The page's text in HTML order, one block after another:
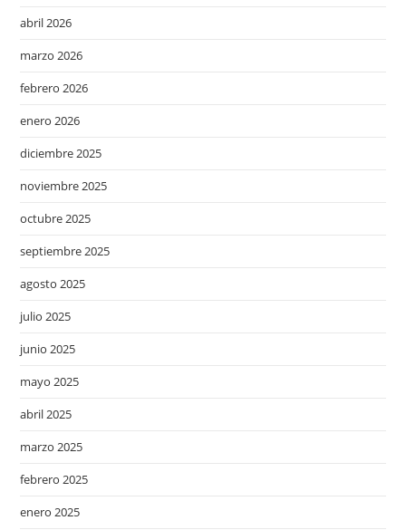
abril 2026
marzo 2026
febrero 2026
enero 2026
diciembre 2025
noviembre 2025
octubre 2025
septiembre 2025
agosto 2025
julio 2025
junio 2025
mayo 2025
abril 2025
marzo 2025
febrero 2025
enero 2025